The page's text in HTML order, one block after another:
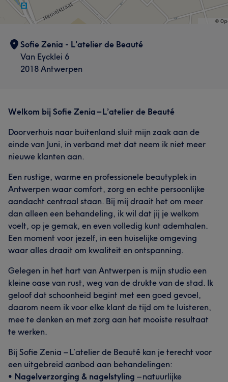
Sofie Zenia - L'atelier de Beauté
Van Eycklei 6
2018 Antwerpen
Welkom bij Sofie Zenia – L’atelier de Beauté
Doorverhuis naar buitenland sluit mijn zaak aan de
einde van Juni, in verband met dat neem ik niet meer
nieuwe klanten aan.
Een rustige, warme en professionele beautyplek in
Antwerpen waar comfort, zorg en echte persoonlijke
aandacht centraal staan. Bij mij draait het om meer
dan alleen een behandeling, ik wil dat jij je welkom
voelt, op je gemak, en even volledig kunt ademhalen.
Een moment voor jezelf, in een huiselijke omgeving
waar alles draait om kwaliteit en ontspanning.
Gelegen in het hart van Antwerpen is mijn studio een
kleine oase van rust, weg van de drukte van de stad. Ik
geloof dat schoonheid begint met een goed gevoel,
daarom neem ik voor elke klant de tijd om te luisteren,
mee te denken en met zorg aan het mooiste resultaat
te werken.
Bij Sofie Zenia – L’atelier de Beauté kan je terecht voor
een uitgebreid aanbod aan behandelingen:
• Nagelverzorging & nagelstyling – natuurlijke